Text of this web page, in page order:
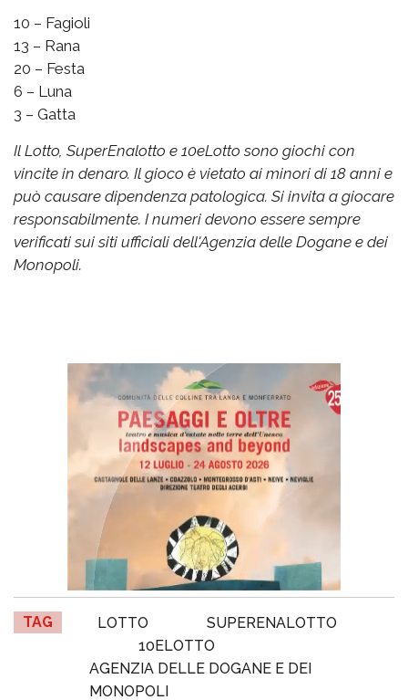
10 – Fagioli
13 – Rana
20 – Festa
6 – Luna
3 – Gatta
Il Lotto, SuperEnalotto e 10eLotto sono giochi con
vincite in denaro. Il gioco è vietato ai minori di 18 anni e
può causare dipendenza patologica. Si invita a giocare
responsabilmente. I numeri devono essere sempre
verificati sui siti ufficiali dell'Agenzia delle Dogane e dei
Monopoli.
TAG LOTTO
SUPERENALOTTO
10ELOTTO
AGENZIA DELLE DOGANE E DEI
MONOPOLI